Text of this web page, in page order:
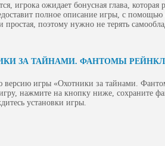
игрока ожидает бонусная глава, которая
полное описание игры, с помощью
поэтому нужно не терять
ЗА ТАЙНАМИ. ФАНТОМЫ
версию игры «Охотники за тайнами.
нажмите на кнопку ниже, сохраните
установки игры.